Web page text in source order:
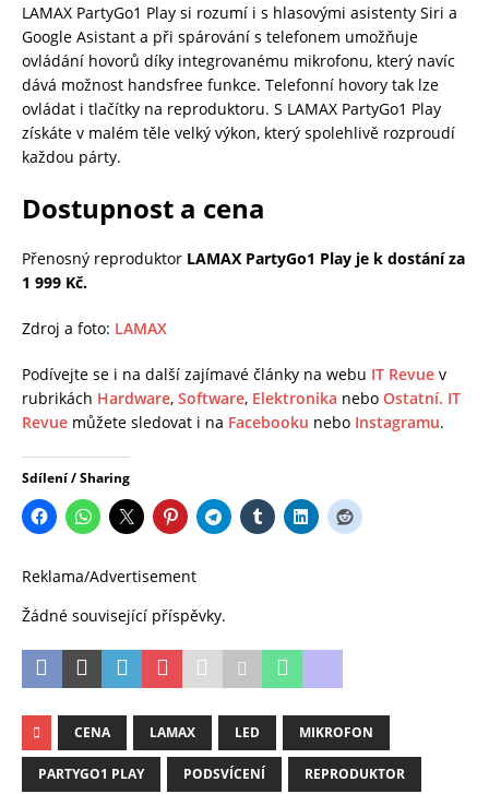
LAMAX PartyGo1 Play si rozumí i s hlasovými asistenty Siri a
Google Asistant a při spárování s telefonem umožňuje
ovládání hovorů díky integrovanému mikrofonu, který navíc
dává možnost handsfree funkce. Telefonní hovory tak lze
ovládat i tlačítky na reproduktoru. S LAMAX PartyGo1 Play
získáte v malém těle velký výkon, který spolehlivě rozproudí
každou párty.
Dostupnost a cena
Přenosný reproduktor LAMAX PartyGo1 Play je k dostání za
1 999 Kč.
Zdroj a foto: LAMAX
Podívejte se i na další zajímavé články na webu IT Revue v
rubrikách Hardware, Software, Elektronika nebo Ostatní. IT
Revue můžete sledovat i na Facebooku nebo Instagramu.
Sdílení / Sharing
Reklama/Advertisement
Žádné související příspěvky.
CENA LAMAX LED MIKROFON
PARTYGO1 PLAY PODSVÍCENÍ REPRODUKTOR